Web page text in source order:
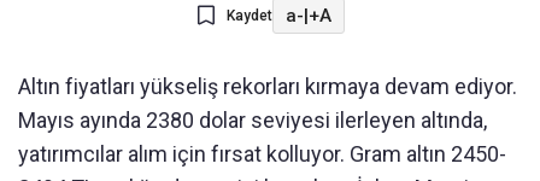
Kaydet a-|+A
Altın fiyatları yükseliş rekorları kırmaya devam ediyor.
Mayıs ayında 2380 dolar seviyesi ilerleyen altında,
yatırımcılar alım için fırsat kolluyor. Gram altın 2450-